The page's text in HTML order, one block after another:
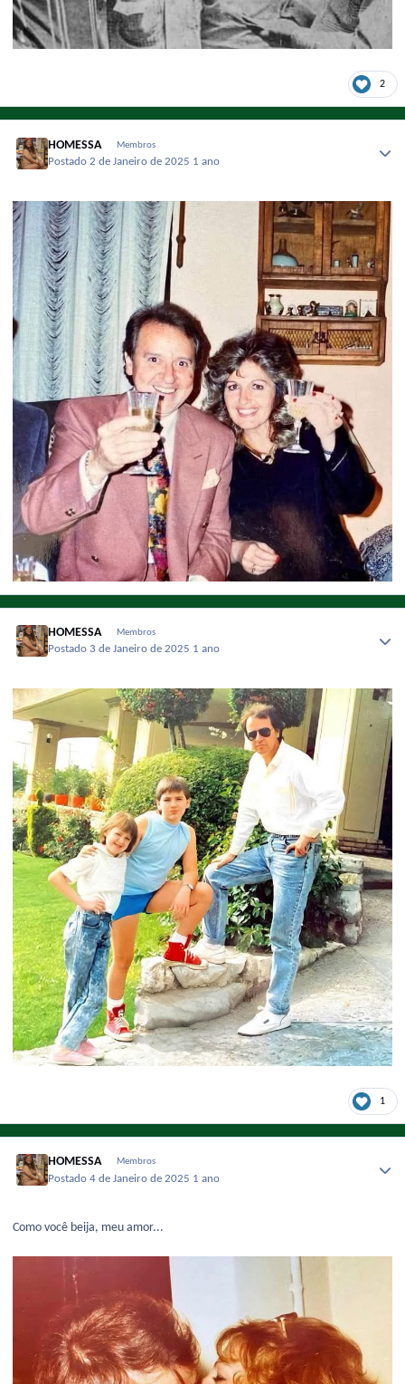
2
HOMESSA Membros
Postado2 de Janeiro de 2025 1 ano
HOMESSA Membros
Postado 3 de Janeiro de 2025 1 ano
1
HOMESSA Membros
Postado4 de Janeiro de 2025 1 ano
Como você beija, meu amor...